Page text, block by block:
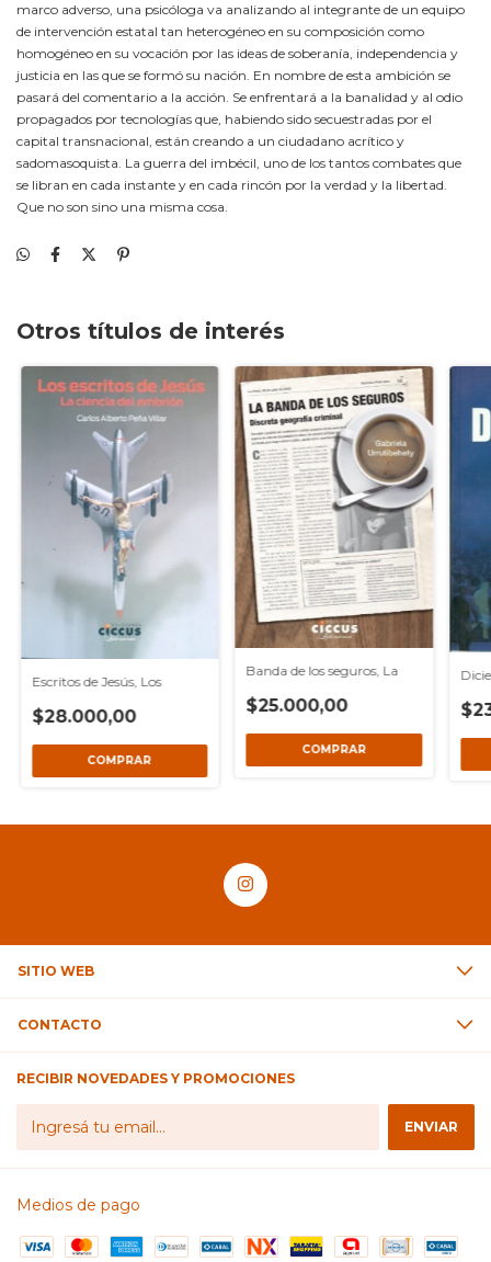
marco adverso, una psicóloga va analizando al integrante de un equipo
de intervención estatal tan heterogéneo en su composición como
homogéneo en su vocación por las ideas de soberanía, independencia y
justicia en las que se formó su nación. En nombre de esta ambición se
pasará del comentario a la acción. Se enfrentará a la banalidad y al odio
propagados por tecnologías que, habiendo sido secuestradas por el
capital transnacional, están creando a un ciudadano acrítico y
sadomasoquista. La guerra del imbécil, uno de los tantos combates que
se libran en cada instante y en cada rincón por la verdad y la libertad.
Que no son sino una misma cosa.
Otros títulos de interés
Escritos de Jesús, Los
$28.000,00
Banda de los seguros, La
$25.000,00
SITIO WEB
CONTACTO
RECIBIR NOVEDADES Y PROMOCIONES
Medios de pago